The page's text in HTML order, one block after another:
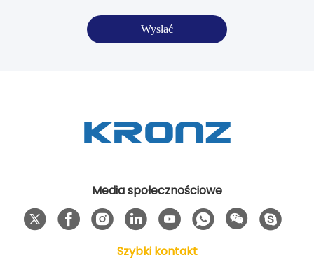
Media społecznościowe
Szybki kontakt